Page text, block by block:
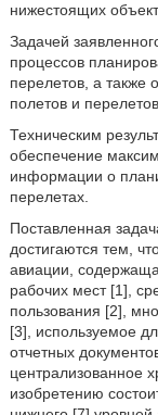
нижестоящих
Задачей
процессов
перелетов, а также
полетов и перелетов.
Техническим
обеспечение
информации о
перелетах.
Поставленная
достигаются тем,
авиации,
рабочих мест [1],
пользования [2],
[3], используемое
отчетных
централизованное
изобретению